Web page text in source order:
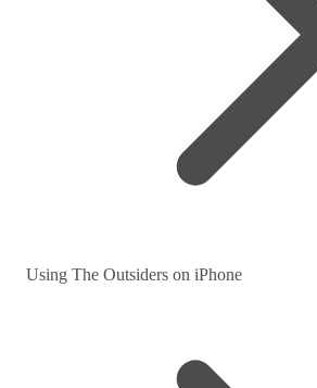
Using The Outsiders on iPhone